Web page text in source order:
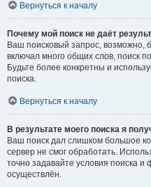
Вернуться к началу
Почему мой поиск не даёт
Ваш поисковый запрос,
включал много общих слов, поиск
Будьте более конкретны и
поиска.
Вернуться к началу
В результате моего поиска я
Ваш поиск дал слишком большое
сервер не смог обработать.
точно задавайте условия поиска
осуществлён.